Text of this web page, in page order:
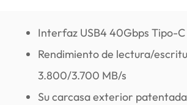
Interfaz USB4 40Gbps Tipo-C
Rendimiento de lectura/
3.800/3.700 MB/s
Su carcasa exterior